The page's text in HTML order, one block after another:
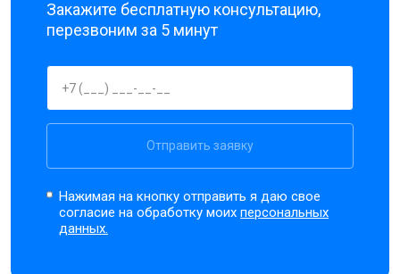
Закажите бесплатную консультацию,
перезвоним за 5 минут
Отправить заявку
Нажимая на кнопку отправить я даю свое
согласие на обработку моихперсональных
данных.